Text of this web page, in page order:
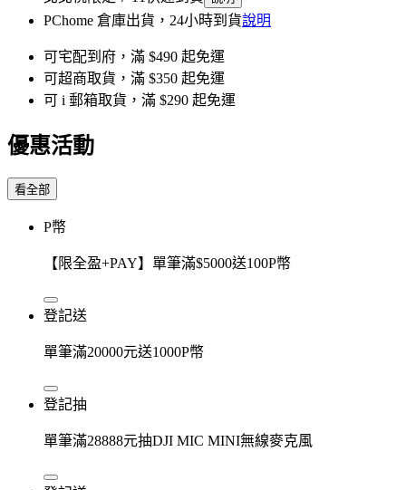
PChome 倉庫出貨，24小時到貨說明
可宅配到府，滿 $490 起免運
可超商取貨，滿 $350 起免運
可 i 郵箱取貨，滿 $290 起免運
優惠活動
看全部
P幣
【限全盈+PAY】單筆滿$5000送100P幣
登記送
單筆滿20000元送1000P幣
登記抽
單筆滿28888元抽DJI MIC MINI無線麥克風